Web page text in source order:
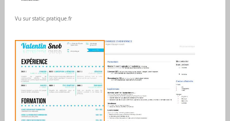
Vu sur static.pratique.fr